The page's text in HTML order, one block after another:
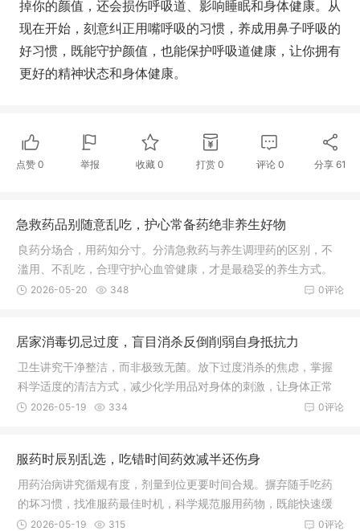
掉你的颜值，还会损伤呼吸道、影响睡眠和身体健康。从
现在开始，刻意纠正用嘴呼吸的习惯，养成用鼻子呼吸的
好习惯，既能守护颜值，也能保护呼吸道健康，让你拥有
更好的精神状态和身体健康。
点赞 0 举报 收藏0 打赏 0 评论 0 分享 61
急救药品别随意乱吃，护心常备药绝非养生好物
良药分场合，用药知分寸。分清急救药与养生调理药的区别，不
滥用、不乱吃，合理守护心血管健康，才是最稳妥的养生方式。
0评论
2026-05-20 348
居家消毒切忌过度，盲目消杀反倒削弱自身抵抗力
卫生讲究干净整洁，而非极致无菌。放下过度消杀的焦虑，掌握
科学适度的清洁方式，减少化学用品对身体的刺激，让身体正常
接触自然环境，慢慢养好自身免疫力，才是守护一家人平安健康
0评论
2026-05-19 334
服药时辰别乱选，吃错时间药效减半还伤身
用药治病讲究循规有度，剂量到位更要时间合规。摒弃随手吃药
的坏习惯，找准服药最佳时机，科学规范服用药物，既能快速缓
解身体病痛，又能最大程度减少药物对身体的伤害，早日恢复健
0评论
2026-05-19 315